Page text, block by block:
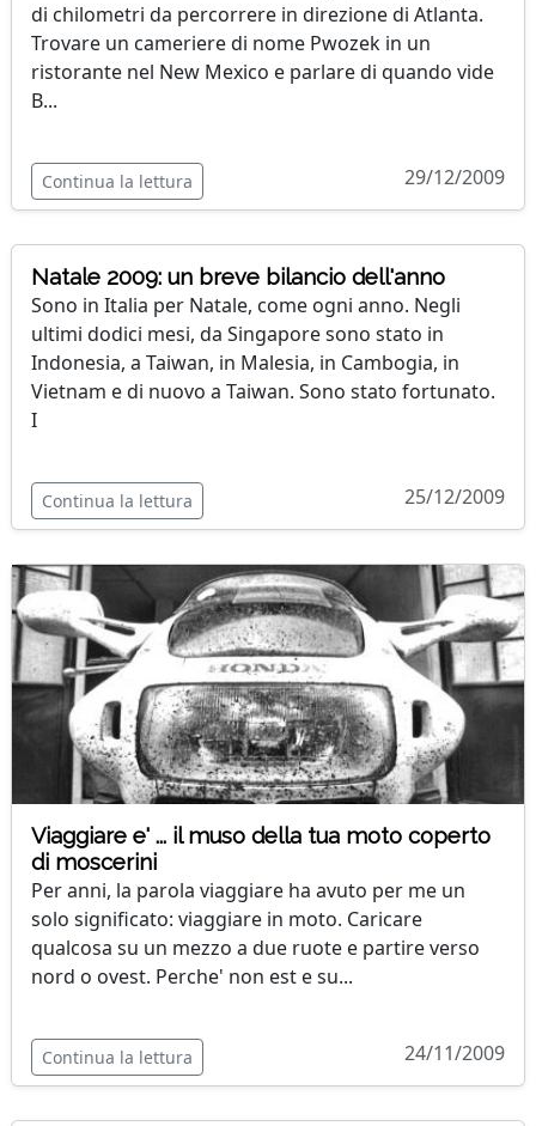
di chilometri da percorrere in direzione di Atlanta.
Trovare un cameriere di nome Pwozek in un
ristorante nel New Mexico e parlare di quando vide
B...
Continua la lettura 29/12/2009
Natale 2009: un breve bilancio dell'anno
Sono in Italia per Natale, come ogni anno. Negli
ultimi dodici mesi, da Singapore sono stato in
Indonesia, a Taiwan, in Malesia, in Cambogia, in
Vietnam e di nuovo a Taiwan. Sono stato fortunato.
I
Continua la lettura 25/12/2009
Viaggiare e' ... il muso della tua moto coperto
di moscerini
Per anni, la parola viaggiare ha avuto per me un
solo significato: viaggiare in moto. Caricare
qualcosa su un mezzo a due ruote e partire verso
nord o ovest. Perche' non est e su...
Continua la lettura 24/11/2009